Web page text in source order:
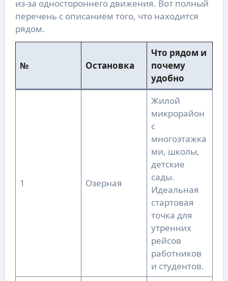
из-за одностороннего движения. Вот полный
перечень с описанием того, что находится
рядом.
№ Остановка
Что рядом и
почему
удобно
1 Озерная
Жилой
микрорайон
с
многоэтажка
ми, школы,
детские
сады.
Идеальная
стартовая
точка для
утренних
рейсов
работников
и студентов.